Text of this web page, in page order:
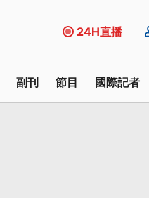
24H直播
副刊 節目 國際記者